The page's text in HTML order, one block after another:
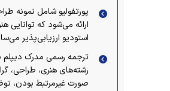
پورتفولیو شامل نمونه
ارائه می‌شود که توانایی
استودیو ارزیابی‌پذیر
ترجمه رسمی مدرک دیپلم
رشته‌های هنری، طراحی،
صورت غیرمرتبط بودن،